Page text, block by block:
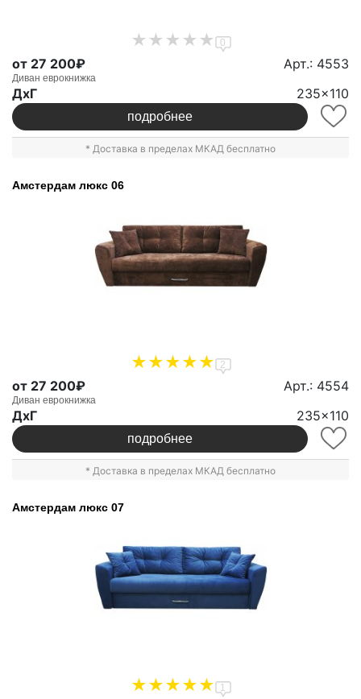
0
от 27 200₽ Арт.: 4553
Диван еврокнижка
ДxГ 235x110
подробнее
* Доставка в пределах МКАД бесплатно
Амстердам люкс 06
2
от 27 200₽ Арт.: 4554
Диван еврокнижка
ДxГ 235x110
подробнее
* Доставка в пределах МКАД бесплатно
Амстердам люкс 07
1